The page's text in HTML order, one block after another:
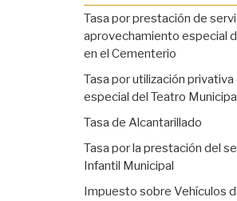
Tasa por prestación de
aprovechamiento especial
en el Cementerio
Tasa por utilización
especial del Teatro
Tasa de Alcantarillado
Tasa por la prestación del
Infantil Municipal
Impuesto sobre Vehículos